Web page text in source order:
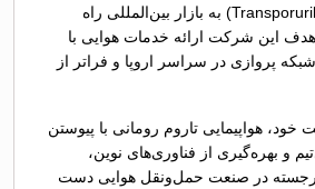
(Transporurile Aeriene Române) به بازار بین‌المللی راه
این شرکت ارائه خدمات هوایی با
پروازی در سراسر اروپا و فراتر از
هواپیمایی تاروم رومانی با پیوستن
و بهره‌گیری از فناوری‌های نوین،
در صنعت حمل‌ونقل هوایی دست